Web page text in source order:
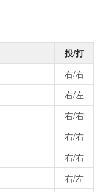
投/打
右/右
右/左
右/右
右/右
右/右
右/左